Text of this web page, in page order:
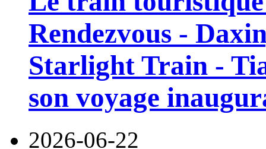
Rendezvous -
Starlight Train -
son voyage
2026-06-22